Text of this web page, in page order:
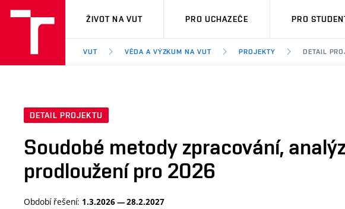
VUT
ŽIVOT NA VUT PRO UCHAZEČE PRO
VUT VĚDA A VÝZKUM NA VUT PROJEKTY DETAIL
DETAIL PROJEKTU
Soudobé metody zpracování,
prodloužení pro 2026
Období řešení: 1.3.2026 — 28.2.2027